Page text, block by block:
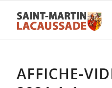
AFFICHE-